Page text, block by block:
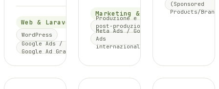
Web & Laravel
WordPress
Google Ads /
Google Ad Grants
Marketing & GEO
Produzione e
post-produzione
video
Meta Ads / Google
Ads
internazionali
(Sponsored
Products/